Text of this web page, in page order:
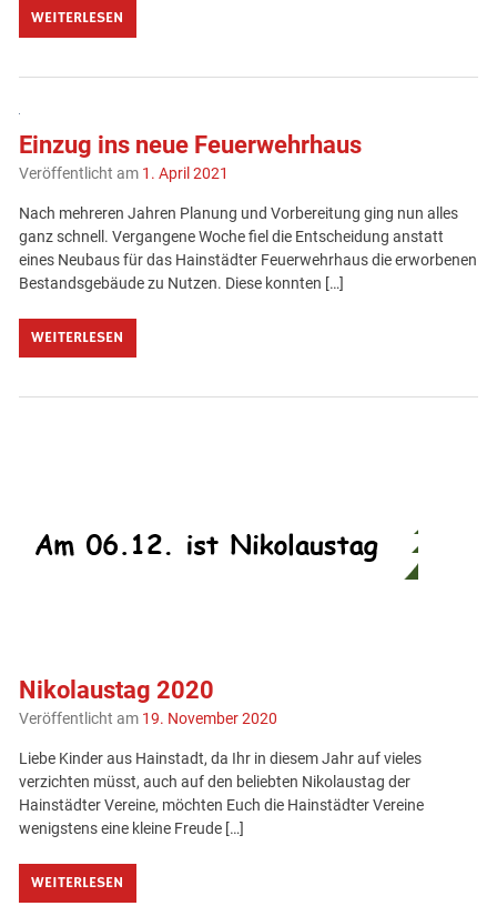
WEITERLESEN
Einzug ins neue Feuerwehrhaus
Veröffentlicht am 1. April 2021
Nach mehreren Jahren Planung und Vorbereitung ging nun alles
ganz schnell. Vergangene Woche fiel die Entscheidung anstatt
eines Neubaus für das Hainstädter Feuerwehrhaus die erworbenen
Bestandsgebäude zu Nutzen. Diese konnten […]
WEITERLESEN
Nikolaustag 2020
Veröffentlicht am 19. November 2020
Liebe Kinder aus Hainstadt, da Ihr in diesem Jahr auf vieles
verzichten müsst, auch auf den beliebten Nikolaustag der
Hainstädter Vereine, möchten Euch die Hainstädter Vereine
wenigstens eine kleine Freude […]
WEITERLESEN